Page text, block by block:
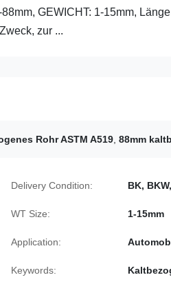
GEWICHT: 1-15mm,
zur ...
Rohr ASTM A519 88mm
Delivery Condition: BK,
WT Size: 1-15mm
Application:
Keywords: